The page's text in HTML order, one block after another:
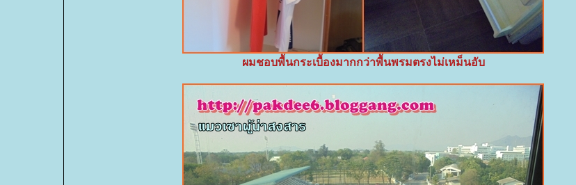
ผมชอบพื้นกระเบื้องมากกว่าพื้นพรมตรงไม่เหม็นอับ